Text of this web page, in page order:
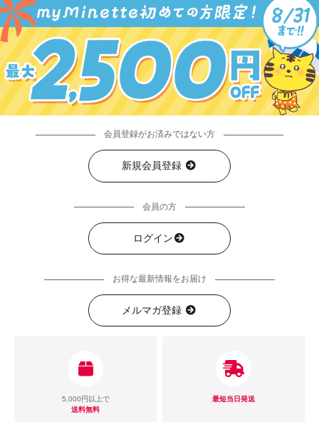
会員登録がお済みではない方
新規会員登録
会員の方
ログイン
お得な最新情報をお届け
メルマガ登録
5,000円以上で
送料無料
最短当日発送